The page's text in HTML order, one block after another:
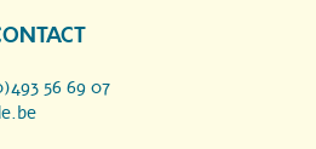
56 69 07